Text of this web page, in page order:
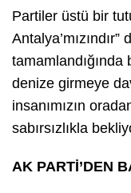
Partiler üstü bir
denize girmeye
insanımızın
sabırsızlıkla
AK PARTİ’DEN